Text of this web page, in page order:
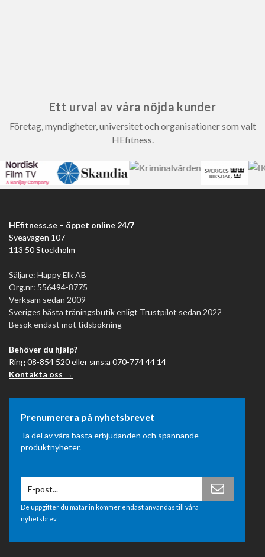
Ett urval av våra nöjda kunder
Företag, myndigheter, universitet och organisationer som valt
HEfitness.
HEfitness.se – öppet online 24/7
Sveavägen 107
113 50 Stockholm
Säljare: Happy Elk AB
Org.nr: 556494-8775
Verksam sedan 2009
Sveriges bästa träningsbutik enligt Trustpilot sedan 2022
Besök endast mot tidsbokning
Behöver du hjälp?
Ring 08-854 520 eller sms:a 070-774 44 14
Kontakta oss →
Prenumerera på nyhetsbrevet
Ta del av våra bästa erbjudanden och spännande
produktnyheter.
De uppgifter du matar in kommer endast användas till våra
nyhetsbrev.